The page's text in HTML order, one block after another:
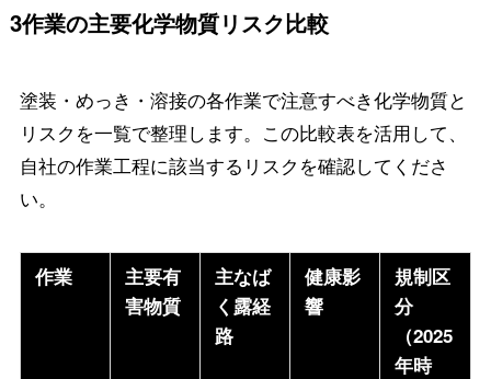
3作業の主要化学物質リスク比較
塗装・めっき・溶接の各作業で注意すべき化学物質と
リスクを一覧で整理します。この比較表を活用して、
自社の作業工程に該当するリスクを確認してくださ
い。
作業
主要有
害物質
主なば
く露経
路
健康影
響
規制区
分
（2025
年時